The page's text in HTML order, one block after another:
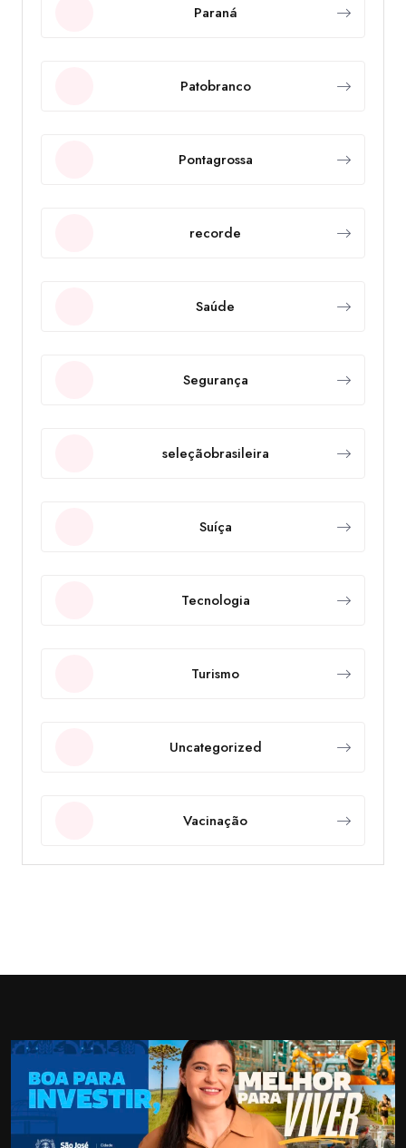
Paraná
Patobranco
Pontagrossa
recorde
Saúde
Segurança
seleçãobrasileira
Suíça
Tecnologia
Turismo
Uncategorized
Vacinação